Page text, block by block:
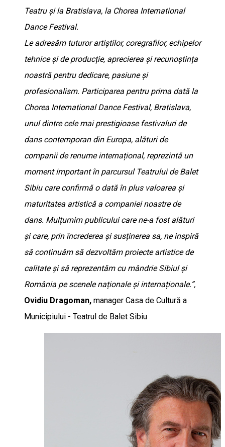
Teatru și la Bratislava, la Chorea International
Dance Festival.
Le adresăm tuturor artiștilor, coregrafilor, echipelor
tehnice și de producție, aprecierea și recunoștința
noastră pentru dedicare, pasiune și
profesionalism. Participarea pentru prima dată la
Chorea International Dance Festival, Bratislava,
unul dintre cele mai prestigioase festivaluri de
dans contemporan din Europa, alături de
companii de renume internațional, reprezintă un
moment important în parcursul Teatrului de Balet
Sibiu care confirmă o dată în plus valoarea și
maturitatea artistică a companiei noastre de
dans. Mulțumim publicului care ne-a fost alături
și care, prin încrederea și susținerea sa, ne inspiră
să continuăm să dezvoltăm proiecte artistice de
calitate și să reprezentăm cu mândrie Sibiul și
România pe scenele naționale și internaționale.”,
Ovidiu Dragoman, manager Casa de Cultură a
Municipiului - Teatrul de Balet Sibiu